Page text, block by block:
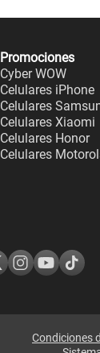
Promociones
Cyber WOW
Celulares iPhone
Celulares
Celulares Xiaomi
Celulares Honor
Celulares
Condiciones